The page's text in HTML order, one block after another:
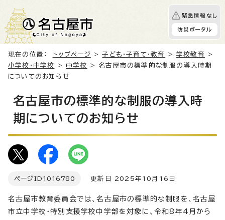
緊急情報なし
防災ポータル
現在の位置： トップページ >子ども・子育て・教育 >学校教育
>
小学校・中学校
> 中学校
> 名古屋市の標準的な制服の導入時期
についてのお知らせ
名古屋市の標準的な制服の導入時
期についてのお知らせ
ページID 1016780 更新日 2025年10月16日
名古屋市教育委員会では、名古屋市の標準的な制服を、名古屋
市立中学校・特別支援学校中学部を対象に、令和8年4月から